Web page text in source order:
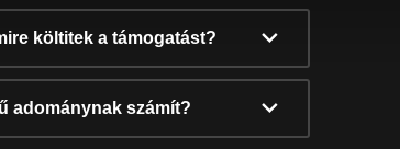
költitek a támogatást?
adománynak számít?